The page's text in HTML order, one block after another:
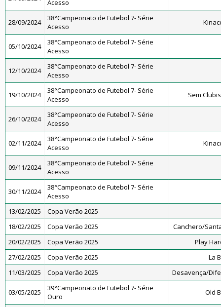
Acesso
28/09/2024
38°Campeonato de Futebol 7- Série
Acesso
05/10/2024
38°Campeonato de Futebol 7- Série
Acesso
12/10/2024
38°Campeonato de Futebol 7- Série
Acesso
19/10/2024
38°Campeonato de Futebol 7- Série
Acesso
Sem
26/10/2024
38°Campeonato de Futebol 7- Série
Acesso
02/11/2024
38°Campeonato de Futebol 7- Série
Acesso
09/11/2024
38°Campeonato de Futebol 7- Série
Acesso
30/11/2024
38°Campeonato de Futebol 7- Série
Acesso
13/02/2025
Copa Verão 2025
18/02/2025
Copa Verão 2025
Canchero/
20/02/2025
Copa Verão 2025
Play
27/02/2025
Copa Verão 2025
La
11/03/2025
Copa Verão 2025 Desavença/
03/05/2025
39°Campeonato de Futebol 7- Série
Ouro
Old